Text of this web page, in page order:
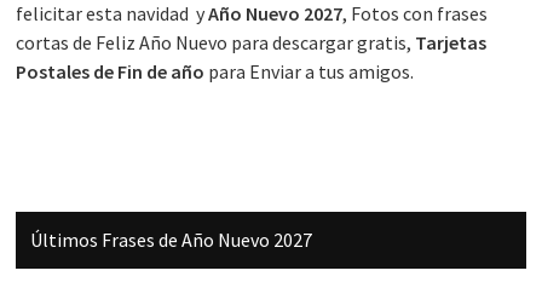
felicitar esta navidad yAño Nuevo 2027, Fotos con frases
cortas de Feliz Año Nuevo para descargar gratis, Tarjetas
Postales de Fin de año para Enviar a tus amigos.
Últimos Frases de Año Nuevo 2027